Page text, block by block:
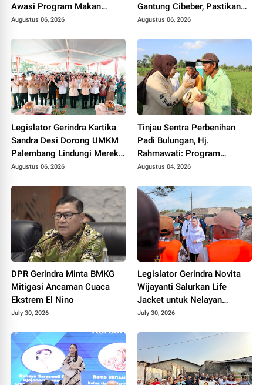
Awasi Program Makan
Bergizi Gratis agar Tepat
Augustus 06, 2026
Gantung Cibeber, Pastikan
Aspirasi Warga Terlaksana
Augustus 06, 2026
Legislator Gerindra Kartika
Sandra Desi Dorong UMKM
Palembang Lindungi Merek
Usaha
Augustus 06, 2026
Tinjau Sentra Perbenihan
Padi Bulungan, Hj.
Rahmawati: Program
Prabowo Bikin Petani Makin
Augustus 04, 2026
DPR Gerindra Minta BMKG
Mitigasi Ancaman Cuaca
Ekstrem El Nino
July 30, 2026
Legislator Gerindra Novita
Wijayanti Salurkan Life
Jacket untuk Nelayan
Cilacap, Tegaskan
Harus Jadi Prioritas
July 30, 2026